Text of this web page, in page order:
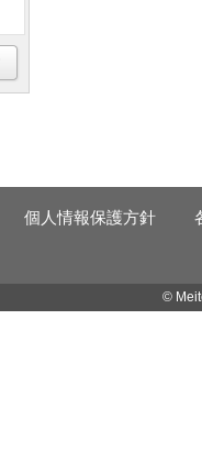
個人情報保護方針
©